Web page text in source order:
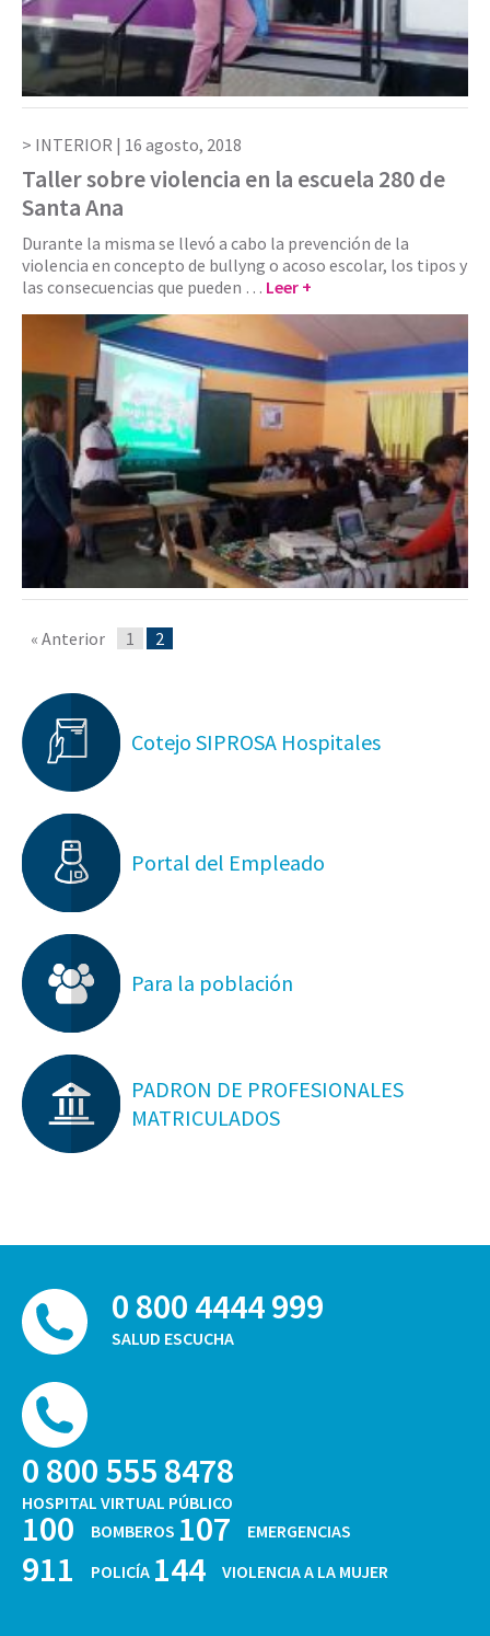
INTERIOR | 16 agosto, 2018
Taller sobre violencia en la escuela 280 de
Santa Ana
Durante la misma se llevó a cabo la prevención de la
violencia en concepto de bullyng o acoso escolar, los tipos y
las consecuencias que pueden … Leer +
« Anterior 1 2
Cotejo SIPROSA Hospitales
Portal del Empleado
Para la población
PADRON DE PROFESIONALES
MATRICULADOS
0 800 4444 999
SALUD ESCUCHA
0 800 555 8478
HOSPITAL VIRTUAL PÚBLICO
100 BOMBEROS 107 EMERGENCIAS
911 POLICÍA 144 VIOLENCIA A LA MUJER